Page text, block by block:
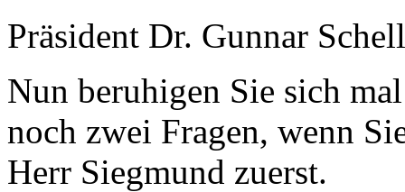
Präsident Dr. Gunnar
Nun beruhigen Sie sich
noch zwei Fragen, wenn
Herr Siegmund zuerst.